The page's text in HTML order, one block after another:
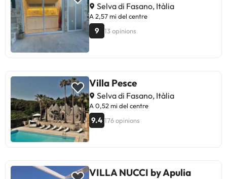
Selva di Fasano, Itàlia
A 2,57 mi del centre
9 13 opinions
Villa Pesce
Selva di Fasano, Itàlia
A 0,52 mi del centre
9.4 176 opinions
VILLA NUCCI by Apulia